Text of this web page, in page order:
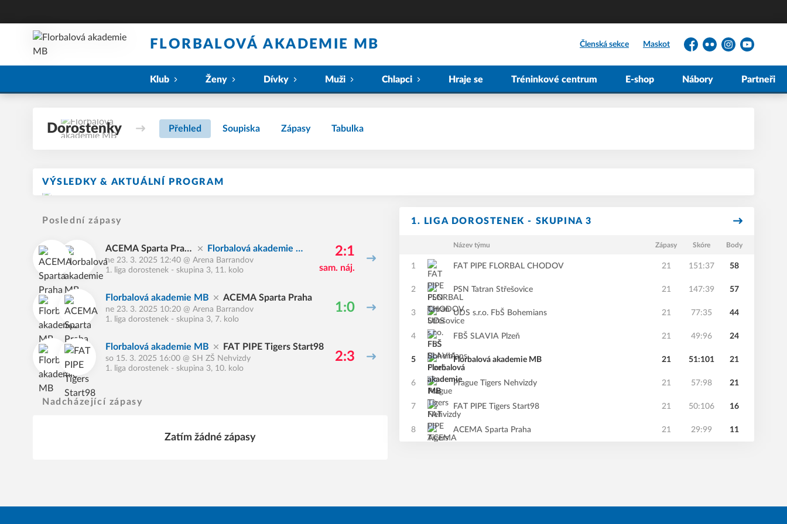
FLORBALOVÁ AKADEMIE MB Členská sekce Maskot
Facebook
FlickrInstagramYouTube
Klub Ženy Dívky Muži Chlapci Hraje se Tréninkové centrum E-shop Nábory Partneři
Dorostenky Přehled Soupiska Zápasy Tabulka
VÝSLEDKY & AKTUÁLNÍ PROGRAM
Poslední zápasy
ACEMA Sparta Prah
a
Florbalová akademie M
B
ne 23. 3. 2025 12:40 @ Arena Barrandov
1. liga dorostenek - skupina 3, 11. kolo
2:1
sam. náj.
Florbalová akademie MB ACEMA Sparta Praha
ne 23. 3. 2025 10:20 @ Arena Barrandov
1. liga dorostenek - skupina 3, 7. kolo
1:0
Florbalová akademie MB FAT PIPE Tigers Start98
so 15. 3. 2025 16:00 @ SH ZŠ Nehvizdy
1. liga dorostenek - skupina 3, 10. kolo
2:3
Nadcházející zápasy
Zatím žádné zápasy
1. LIGA DOROSTENEK - SKUPINA 3
Název týmu Zápasy Skóre Body
1 FAT PIPE FLORBAL CHODOV 21 151:37 58
2 PSN Tatran Střešovice 21 147:39 57
3 UDS s.r.o. FbŠ Bohemians 21 77:35 44
4 FBŠ SLAVIA Plzeň 21 49:96 24
5 Florbalová akademie MB 21 51:101 21
6 Prague Tigers Nehvizdy 21 57:98 21
7 FAT PIPE Tigers Start98 21 50:106 16
8 ACEMA Sparta Praha 21 29:99 11